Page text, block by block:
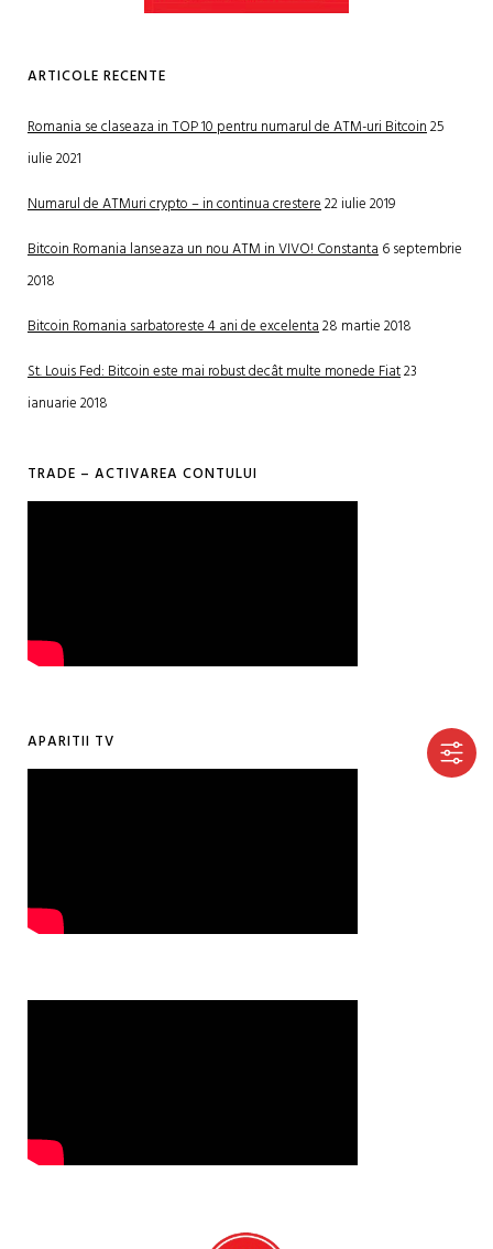
ARTICOLE RECENTE
Romania se claseaza in TOP 10 pentru numarul de ATM-uri Bitcoin25
iulie 2021
Numarul de ATMuri crypto – in continua crestere22 iulie 2019
Bitcoin Romania lanseaza un nou ATM in VIVO! Constanta6 septembrie
2018
Bitcoin Romania sarbatoreste 4 ani de excelenta28 martie 2018
St. Louis Fed: Bitcoin este mai robust decât multe monede Fiat23
ianuarie 2018
TRADE – ACTIVAREA CONTULUI
APARITII TV